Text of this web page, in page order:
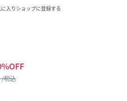
に入りショップに登録する
%OFF
/税込